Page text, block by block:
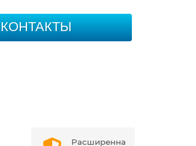
КОНТАКТЫ
Расширенна